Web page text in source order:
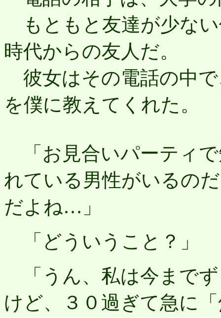
もともと友達が少な
時代からの友人だ。
彼女はその電話の中
を僕に教えてくれた。
「お見合いパーティ
れている男性がいるの
だよね…」
「どういうこと？」
「うん、私は今まで
けど、３０過ぎて急に